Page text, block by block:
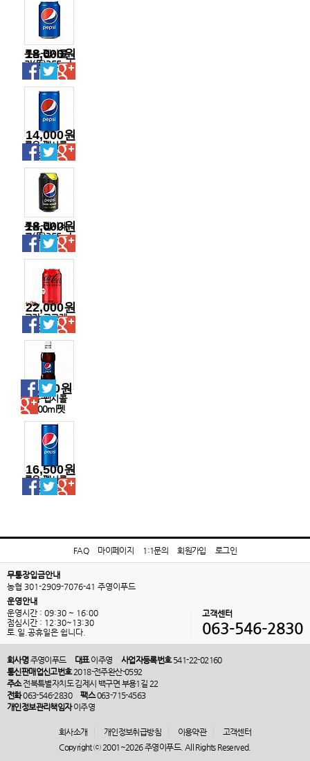
롯음-펩시콜
라(뚱)355ml
캔
18,000원
롯음-펩시콜
라190ml캔
14,000원
롯음-펩시제
로(뚱)355ml
캔
18,000원
코카-코크제
로355ml(뚱)
22,000원
롯음-펩시콜
라500ml펫
15,000원
롯음-펩시콜
라245ml캔
16,500원
FAQ 마이페이지 1:1문의 회원가입 로그인
무통장입금안내
농협 301-2909-7076-41 주영이푸드
운영안내
운영시간 : 09:30 ~ 16:00
점심시간 : 12:30~13:30
토.일.공휴일은 쉽니다.
고객센터
063-546-2830
회사명주영이푸드 대표이주영 사업자등록번호541-22-02160
통신판매업신고번호2018-전주완산-0592
주소전북특별자치도 김제시 백구면 부용1길 22
전화063-546-2830 팩스063-715-4563
개인정보관리책임자이주영
회사소개 개인정보취급방침 이용약관
고객센터
Copyright ⓒ 2001~2026 주영이푸드. All Rights Reserved.